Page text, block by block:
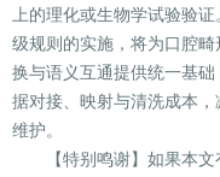
上的理化或生物学试验验
级规则的实施，将为口腔
换与语义互通提供统一基
据对接、映射与清洗成本
维护。
【特别鸣谢】如果本文